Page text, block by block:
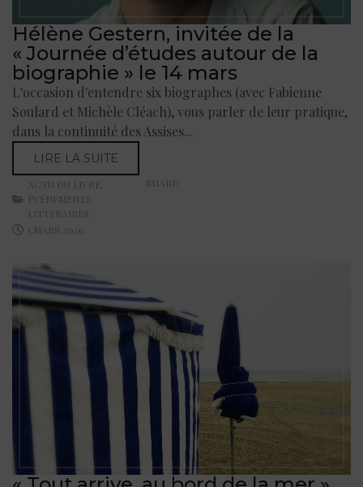
Hélène Gestern, invitée de la
« Journée d’études autour de la
biographie » le 14 mars
L'occasion d'entendre six biographes (avec Fabienne
Soulard et Michèle Cléach), vous parler de leur pratique,
dans la continuité des Assises...
LIRE LA SUITE
ACTU DU LIVRE
ÉVÉNEMENTS
LITTÉRAIRES
5 MARS 2026
SHARE: